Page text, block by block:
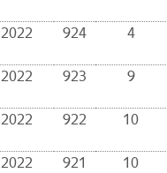
2022 924 4
2022 923 9
2022 922 10
2022 921
10